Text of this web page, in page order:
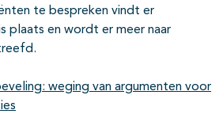
te bespreken vindt er
plaats en wordt er meer naar
weging van argumenten voor